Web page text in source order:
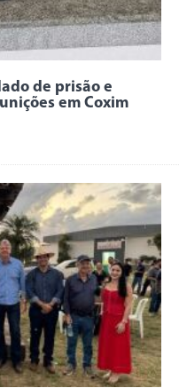
de prisão e
em Coxim